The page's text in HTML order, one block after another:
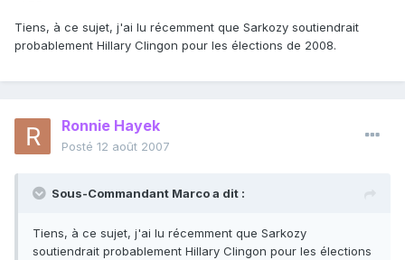
Tiens, à ce sujet, j'ai lu récemment que Sarkozy soutiendrait
probablement Hillary Clingon pour les élections de 2008.
Ronnie Hayek
Posté 12 août 2007
Sous-Commandant Marco a dit :
Tiens, à ce sujet, j'ai lu récemment que Sarkozy
soutiendrait probablement Hillary Clingon pour les élections